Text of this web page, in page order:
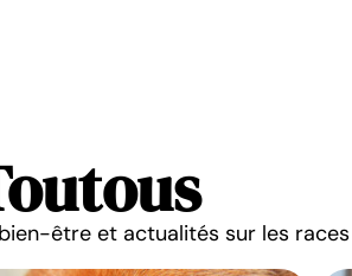
être et actualités sur les